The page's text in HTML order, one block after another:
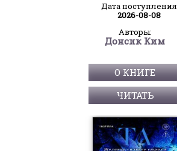
Дата поступления
2026-08-08
Авторы:
Донсик Ким
О КНИГЕ
ЧИТАТЬ